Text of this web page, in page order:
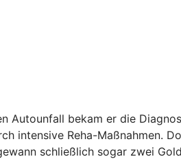
Autounfall bekam er die
intensive Reha-Maßnahmen.
schließlich sogar zwei